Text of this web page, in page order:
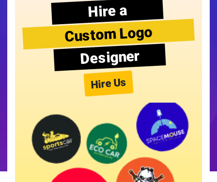
Hire a
Custom Logo
Designer
Hire Us